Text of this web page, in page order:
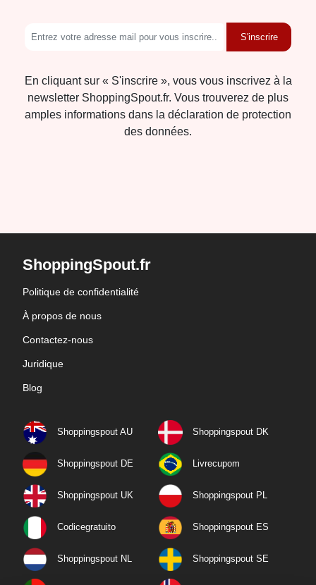
S'inscrire
En cliquant sur « S'inscrire », vous vous inscrivez à la
newsletter ShoppingSpout.fr. Vous trouverez de plus
amples informations dans la déclaration de protection
des données.
ShoppingSpout.fr
Politique de confidentialité
À propos de nous
Contactez-nous
Juridique
Blog
Shoppingspout AU Shoppingspout DK
Shoppingspout DE Livrecupom
Shoppingspout UK Shoppingspout PL
Codicegratuito Shoppingspout ES
Shoppingspout NL Shoppingspout SE